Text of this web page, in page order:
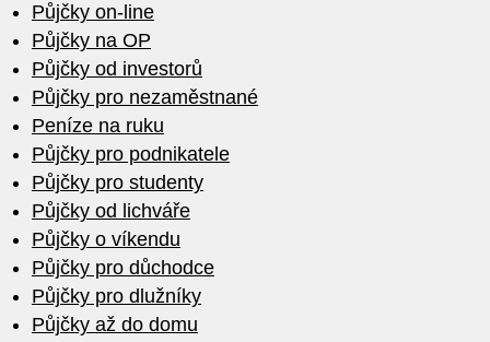
Půjčky on-line
Půjčky na OP
Půjčky od investorů
Půjčky pro nezaměstnané
Peníze na ruku
Půjčky pro podnikatele
Půjčky pro studenty
Půjčky od lichváře
Půjčky o víkendu
Půjčky pro důchodce
Půjčky pro dlužníky
Půjčky až do domu